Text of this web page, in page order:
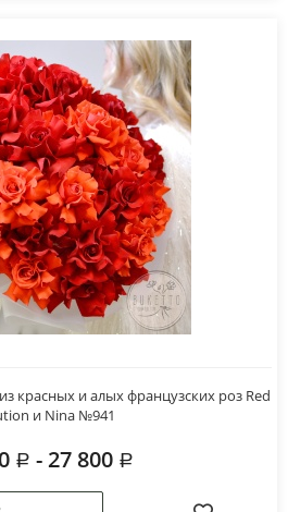
красных и алых французских роз Red
и Nina №941
- 27 800